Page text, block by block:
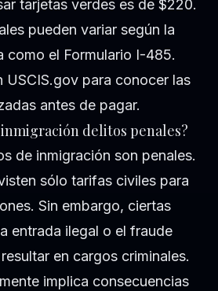
tarjetas verdes es de $220.
pueden variar según la
como el Formulario I-485.
USCIS.gov para conocer las
antes de pagar.
inmigración delitos penales?
de inmigración son penales.
sólo tarifas civiles para
Sin embargo, ciertas
entrada ilegal o el fraude
en cargos criminales.
implica consecuencias